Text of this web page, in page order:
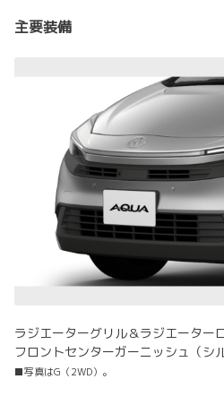
主要装備
ラジエーターグリル＆ラジエーター
フロントセンターガーニッシュ（シ
■写真はG（2WD）。